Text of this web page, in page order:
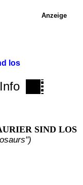
los
SIND LOS
Anzeige